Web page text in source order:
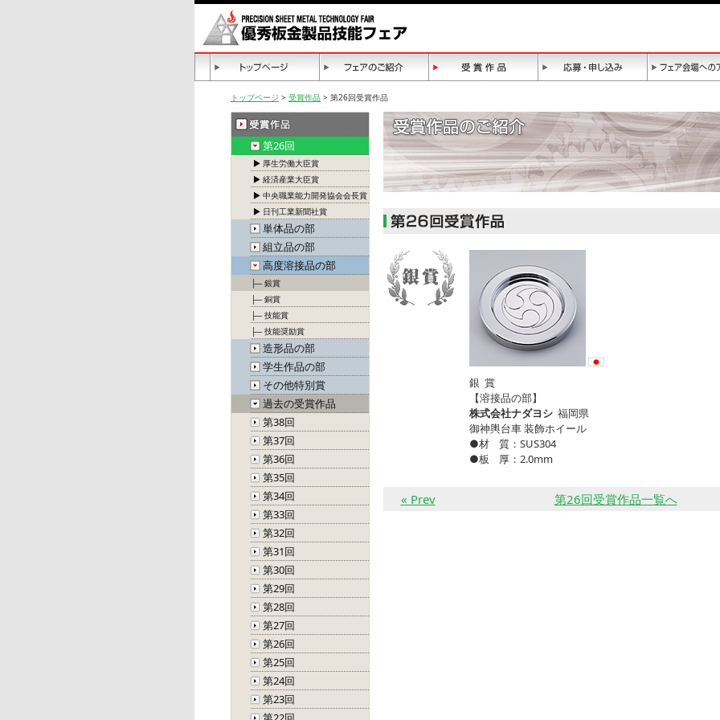
トップページ > 受賞作品 > 第26回受賞作品
銀 賞
【溶接品の部】
株式会社ナダヨシ 福岡県
御神輿台車 装飾ホイール
●材 質：SUS304
●板 厚：2.0mm
« Prev 第26回受賞作品一覧へ
第26回
▶ 厚生労働大臣賞
▶ 経済産業大臣賞
▶ 中央職業能力開発協会会長賞
▶ 日刊工業新聞社賞
単体品の部
組立品の部
高度溶接品の部
├─ 銀賞
├─ 銅賞
├─ 技能賞
├─ 技能奨励賞
造形品の部
学生作品の部
その他特別賞
過去の受賞作品
第38回
第37回
第36回
第35回
第34回
第33回
第32回
第31回
第30回
第29回
第28回
第27回
第26回
第25回
第24回
第23回